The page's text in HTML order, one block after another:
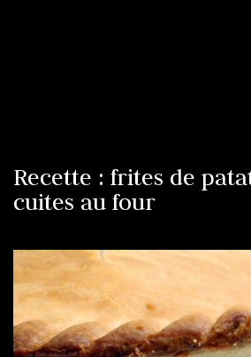
Recette : frites de
cuites au four